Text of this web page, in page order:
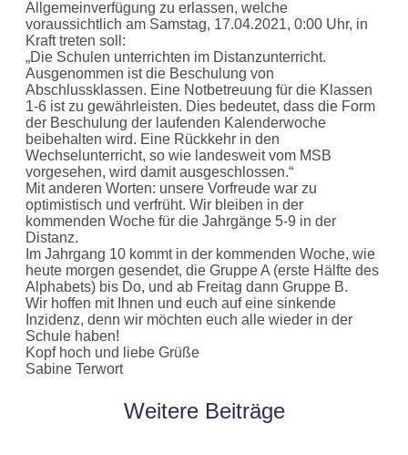
Allgemeinverfügung zu erlassen, welche
voraussichtlich am Samstag, 17.04.2021, 0:00 Uhr, in
Kraft treten soll:
„Die Schulen unterrichten im Distanzunterricht.
Ausgenommen ist die Beschulung von
Abschlussklassen. Eine Notbetreuung für die Klassen
1-6 ist zu gewährleisten. Dies bedeutet, dass die Form
der Beschulung der laufenden Kalenderwoche
beibehalten wird. Eine Rückkehr in den
Wechselunterricht, so wie landesweit vom MSB
vorgesehen, wird damit ausgeschlossen.“
Mit anderen Worten: unsere Vorfreude war zu
optimistisch und verfrüht. Wir bleiben in der
kommenden Woche für die Jahrgänge 5-9 in der
Distanz.
Im Jahrgang 10 kommt in der kommenden Woche, wie
heute morgen gesendet, die Gruppe A (erste Hälfte des
Alphabets) bis Do, und ab Freitag dann Gruppe B.
Wir hoffen mit Ihnen und euch auf eine sinkende
Inzidenz, denn wir möchten euch alle wieder in der
Schule haben!
Kopf hoch und liebe Grüße
Sabine Terwort
Weitere Beiträge